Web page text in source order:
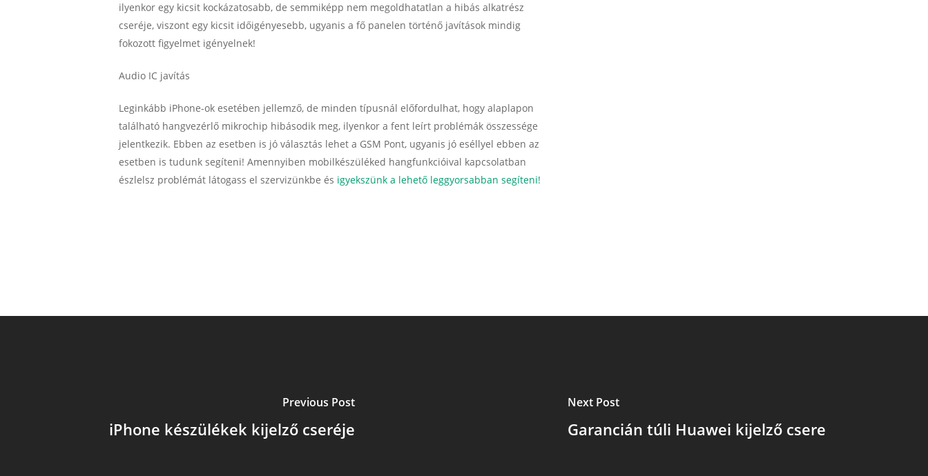
ilyenkor egy kicsit kockázatosabb, de semmiképp nem megoldhatatlan a hibás alkatrész
cseréje, viszont egy kicsit időigényesebb, ugyanis a fő panelen történő javítások mindig
fokozott figyelmet igényelnek!
Audio IC javítás
Leginkább iPhone-ok esetében jellemző, de minden típusnál előfordulhat, hogy alaplapon
található hangvezérlő mikrochip hibásodik meg, ilyenkor a fent leírt problémák összessége
jelentkezik. Ebben az esetben is jó választás lehet a GSM Pont, ugyanis jó eséllyel ebben az
esetben is tudunk segíteni! Amennyiben mobilkészüléked hangfunkcióival kapcsolatban
észlelsz problémát látogass el szervizünkbe és igyekszünk a lehető leggyorsabban segíteni!
Previous Post
iPhone készülékek kijelző cseréje
Next Post
Garancián túli Huawei kijelző csere